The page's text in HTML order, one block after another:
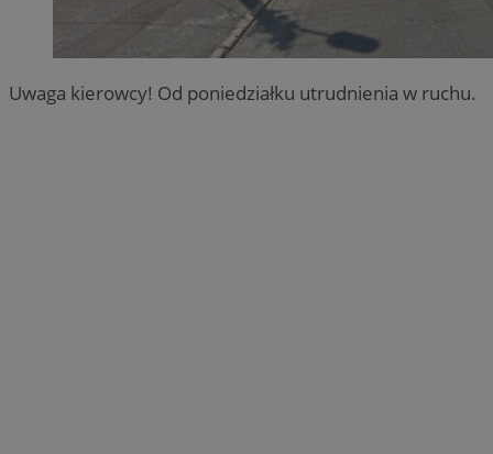
Uwaga kierowcy! Od poniedziałku utrudnienia w ruchu.